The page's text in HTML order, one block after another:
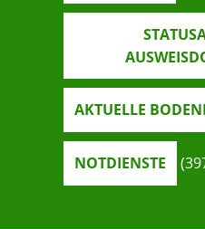
AKTUELLE
NOTDIENSTE